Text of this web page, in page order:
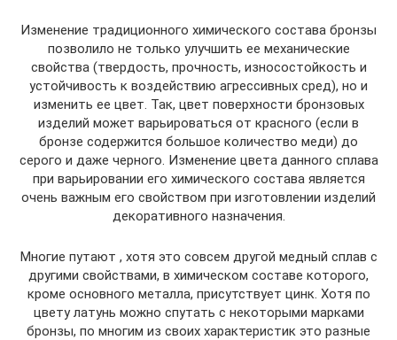
Изменение традиционного химического состава бронзы
позволило не только улучшить ее механические
свойства (твердость, прочность, износостойкость и
устойчивость к воздействию агрессивных сред), но и
изменить ее цвет. Так, цвет поверхности бронзовых
изделий может варьироваться от красного (если в
бронзе содержится большое количество меди) до
серого и даже черного. Изменение цвета данного сплава
при варьировании его химического состава является
очень важным его свойством при изготовлении изделий
декоративного назначения.
Многие путают , хотя это совсем другой медный сплав с
другими свойствами, в химическом составе которого,
кроме основного металла, присутствует цинк. Хотя по
цвету латунь можно спутать с некоторыми марками
бронзы, по многим из своих характеристик это разные